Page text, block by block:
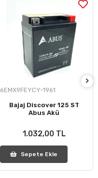
6EMX9FEYCY-1961
Bajaj Discover 125 ST
Abus Akü
1.032,00 TL
Sepete Ekle